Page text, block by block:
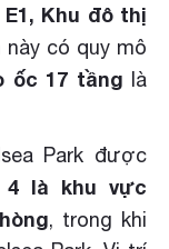
Khu đô thị
này có quy mô
ốc 17 tầng là
Park được
là khu vực
, trong khi